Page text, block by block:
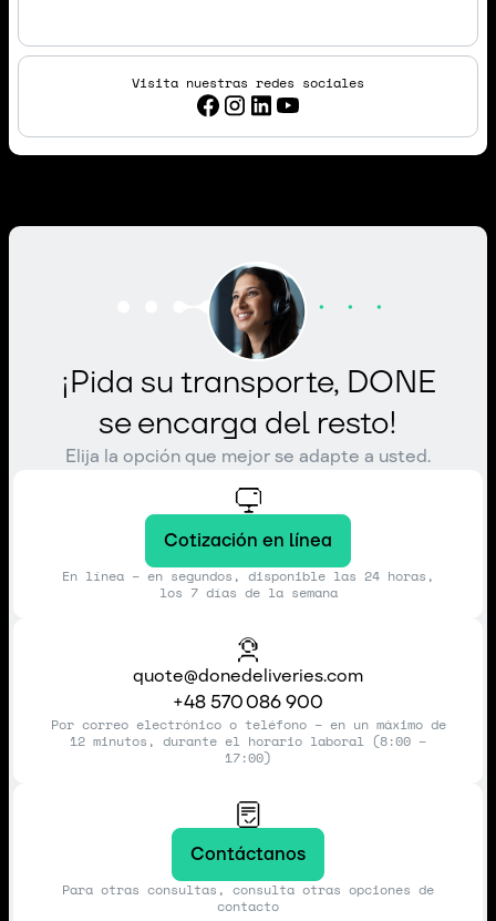
Visita nuestras redes sociales
¡Pida su transporte, DONE
se encarga del resto!
Elija la opción que mejor se adapte a usted.
Cotización en línea
En línea – en segundos, disponible las 24 horas,
los 7 días de la semana
quote@donedeliveries.com
+48 570 086 900
Por correo electrónico o teléfono – en un máximo de
12 minutos, durante el horario laboral (8:00 –
17:00)
Contáctanos
Para otras consultas, consulta otras opciones de
contacto